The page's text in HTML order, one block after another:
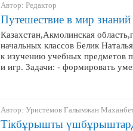
Автор: Редактор
Путешествие в мир знаний
Казахстан,Акмолинская
начальных классов Белик
к изучению учебных предметов
и игр. Задачи: - формировать
Автор: Уристемов Галымжан
Тікбұрышты